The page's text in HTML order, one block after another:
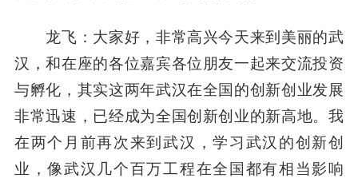
龙飞 ：大家好，非常高兴今天来到美丽的武
汉，和在座的各位嘉宾各位朋友一起来交流投资
与孵化，其实这两年武汉在全国的创新创业发展
非常迅速，已经成为全国创新创业的新高地。我
在两个月前再次来到武汉，学习武汉的创新创
业，像武汉几个百万工程在全国都有相当影响